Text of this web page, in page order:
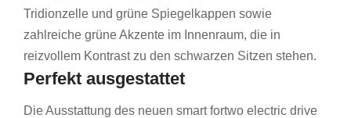
Tridionzelle und grüne Spiegelkappen sowie
zahlreiche grüne Akzente im Innenraum, die in
reizvollem Kontrast zu den schwarzen Sitzen stehen.
Perfekt ausgestattet
Die Ausstattung des neuen smart fortwo electric drive